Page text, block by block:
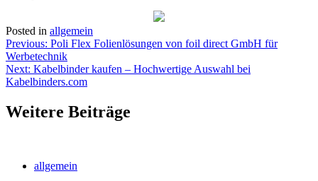
Posted in allgemein
Post
navigation
Previous: Poli Flex Folienlösungen von foil direct GmbH für
Werbetechnik
Next: Kabelbinder kaufen – Hochwertige Auswahl bei
Kabelbinders.com
Weitere Beiträge
allgemein